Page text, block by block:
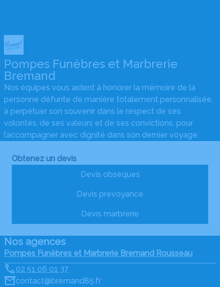
Pompes Funèbres et Marbrerie
Bremand
Nos équipes vous aident à honorer la mémoire de la
personne défunte de manière totalement personnalisée,
à perpétuer son souvenir dans le respect de ses
volontés, de ses valeurs et de ses convictions, pour
l’accompagner avec dignité dans son dernier voyage.
Obtenez un devis
Devis obsèques
Devis prévoyance
Devis marbrerie
Nos agences
Pompes Funèbres et Marbrerie Bremand Rousseau
02 51 06 01 37
contact@bremand85.fr